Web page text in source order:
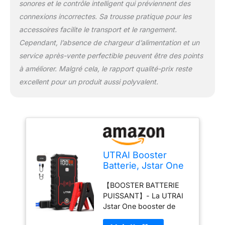
en pique-nique et en
aventure ou en cas de
panne. 【PROTECTION
INTELLIGENTE DES
PINCES】- Ce câble de
pinces avec systèmes de
protection intelligents. Il
protège contre les
surcharges, les
décharges profondes,
les surintensités et les
inversions de polarité.
【Contenu de
Démarrage de Voiture
Jstar One; 1 x Sac de
transport; 1 x Pince
intelligent; 1 x Câble
sonores et le contrôle intelligent qui préviennent des
connexions incorrectes. Sa trousse pratique pour les
accessoires facilite le transport et le rangement.
Cependant, l’absence de chargeur d’alimentation et un
service après-vente perfectible peuvent être des points
à améliorer. Malgré cela, le rapport qualité-prix reste
excellent pour un produit aussi polyvalent.
UTRAI Booster
Batterie, Jstar One
Portable Jump
Starter, Démarrage
de Voiture
12V(Jusqu’à 8.0 L
【BOOSTER BATTERIE
PUISSANT】- La UTRAI
Jstar One booster de